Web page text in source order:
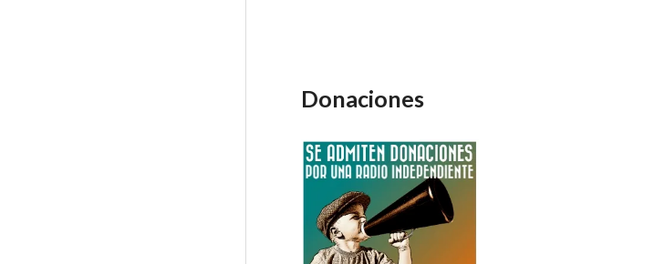
Donaciones